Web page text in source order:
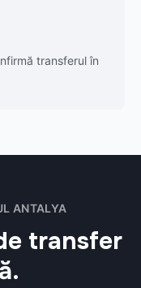
transferul în
ANTALYA
transfer